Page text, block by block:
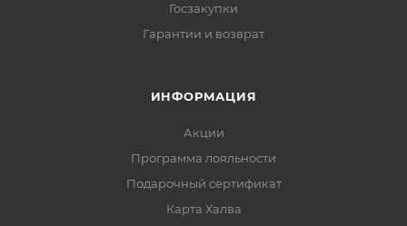
Госзакупки
Гарантии и возврат
ИНФОРМАЦИЯ
Акции
Программа лояльности
Подарочный сертификат
Карта Халва